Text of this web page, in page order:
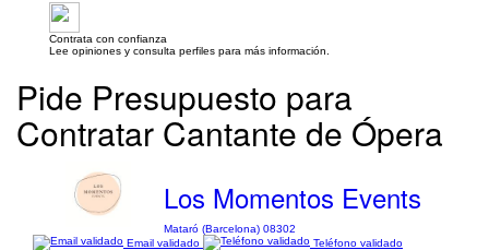
Contrata con confianza
Lee opiniones y consulta perfiles para más información.
Pide Presupuesto para
Contratar Cantante de Ópera
Los Momentos Events
Mataró (Barcelona) 08302
Email validado
Teléfono validado